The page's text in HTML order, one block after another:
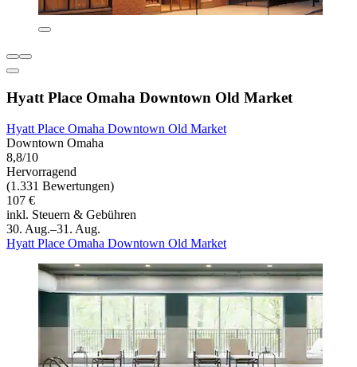
Hyatt Place Omaha Downtown Old Market
Hyatt Place Omaha Downtown Old Market
Downtown Omaha
8,8/10
Hervorragend
(1.331 Bewertungen)
107 €
inkl. Steuern & Gebühren
30. Aug.–31. Aug.
Hyatt Place Omaha Downtown Old Market